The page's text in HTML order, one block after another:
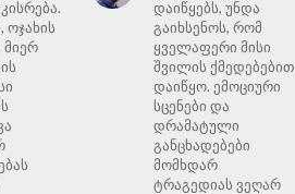
ოჯახის
მიერ
დაიწყებს, უნდა
გაიხსენოს, რომ
ყველაფერი მისი
შვილის ქმედებებით
დაიწყო. ემოციური
სცენები და
დრამატული
განცხადებები
მომხდარ
ტრაგედიას ვეღარ